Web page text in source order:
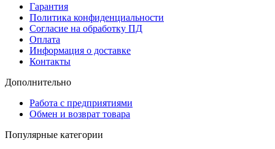
Гарантия
Политика конфиденциальности
Согласие на обработку ПД
Оплата
Информация о доставке
Контакты
Дополнительно
Работа с предприятиями
Обмен и возврат товара
Популярные категории